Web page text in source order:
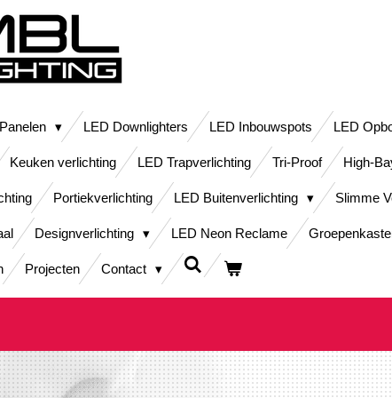
LED Downlighters LED Inbouwspots LED
Keuken verlichting LED Trapverlichting Tri-Proof High-
Portiekverlichting LED Buitenverlichting Slimme
Designverlichting LED Neon Reclame
Projecten Contact